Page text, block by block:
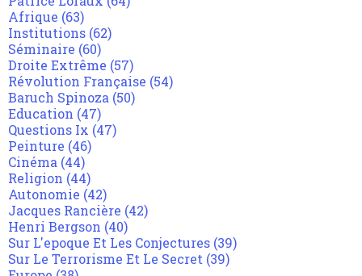
Afrique (63)
Institutions (62)
Séminaire (60)
Droite Extrême (57)
Révolution Française (54)
Baruch Spinoza (50)
Education (47)
Questions Ix (47)
Peinture (46)
Cinéma (44)
Religion (44)
Autonomie (42)
Jacques Rancière (42)
Henri Bergson (40)
Sur L'epoque Et Les Conjectures (39)
Sur Le Terrorisme Et Le Secret (39)